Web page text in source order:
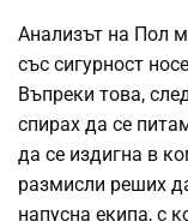
Анализът на Пол
със сигурност
Въпреки това,
спирах да се
да се издигна в
размисли реших
напусна екипа, с